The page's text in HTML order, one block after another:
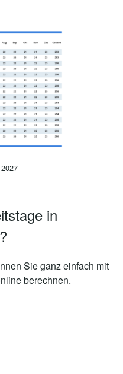
in
Sie ganz einfach mit
berechnen.